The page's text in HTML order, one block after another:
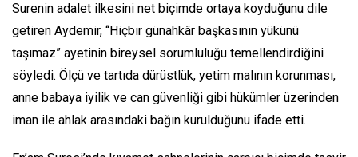
Surenin adalet ilkesini net biçimde ortaya koyduğunu dile
getiren Aydemir, “Hiçbir günahkâr başkasının yükünü
taşımaz” ayetinin bireysel sorumluluğu temellendirdiğini
söyledi. Ölçü ve tartıda dürüstlük, yetim malının korunması,
anne babaya iyilik ve can güvenliği gibi hükümler üzerinden
iman ile ahlak arasındaki bağın kurulduğunu ifade etti.